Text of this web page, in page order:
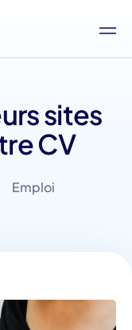
sites
CV
Emploi